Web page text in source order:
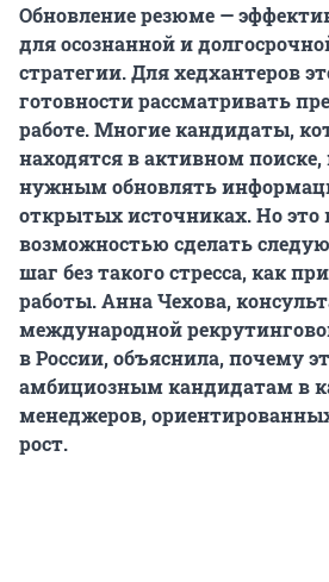
Обновление резюме —
для осознанной и
стратегии. Для хедхантеров
готовности рассматривать
работе. Многие кандидаты,
находятся в активном
нужным обновлять
открытых источниках. Но это
возможностью сделать
шаг без такого стресса, как
работы. Анна Чехова,
международной
в России, объяснила, почему
амбициозным кандидатам в
менеджеров,
рост.